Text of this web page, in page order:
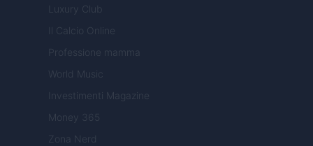
Luxury Club
Il Calcio Online
Professione mamma
World Music
Investimenti Magazine
Money 365
Zona Nerd